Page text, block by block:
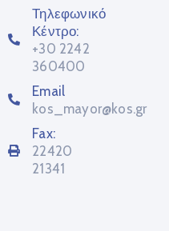
Τηλεφωνικό
Κέντρο:
+30 2242
360400
Email
kos_mayor@kos.gr
Fax:
22420
21341